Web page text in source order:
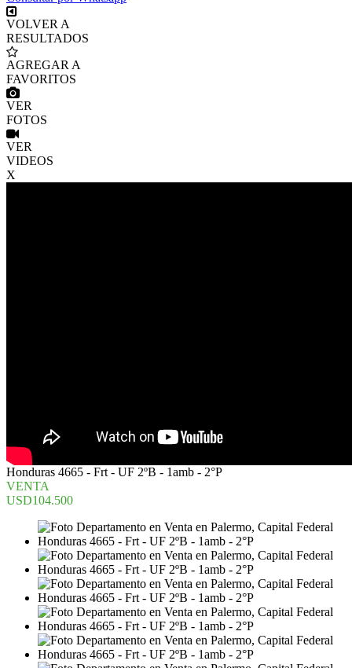
VOLVER A
RESULTADOS
AGREGAR A
FAVORITOS
VER
FOTOS
VER
VIDEOS
X
Honduras 4665 - Frt - UF 2ºB - 1amb - 2°P
VENTA
USD104.500